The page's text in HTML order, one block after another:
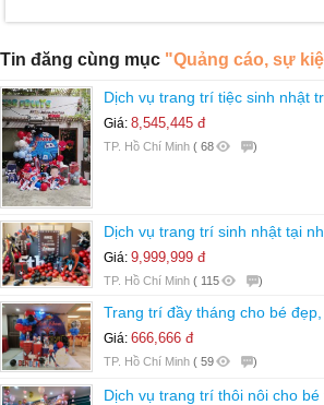
Tin đăng cùng mục "Quảng cáo, sự
Dịch vụ trang trí tiệc sinh nhật
Giá: 8,545,445 đ
TP. Hồ Chí Minh ( 68 )
Dịch vụ trang trí sinh nhật tại
Giá: 9,999,999 đ
TP. Hồ Chí Minh ( 115 )
Trang trí đầy tháng cho bé đẹp,
Giá: 666,666 đ
TP. Hồ Chí Minh ( 59 )
Dịch vụ trang trí thôi nôi cho bé